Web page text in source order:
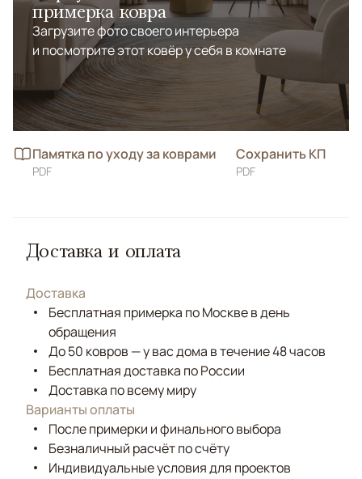
примерка ковра
Загрузите фото своего интерьера
и посмотрите этот ковёр у себя в комнате
Памятка по уходу за коврами
PDF
Сохранить КП
PDF
Доставка и оплата
Доставка
Бесплатная примерка по Москве в день
обращения
До 50 ковров — у вас дома в течение 48 часов
Бесплатная доставка по России
Доставка по всему миру
Варианты оплаты
После примерки и финального выбора
Безналичный расчёт по счёту
Индивидуальные условия для проектов